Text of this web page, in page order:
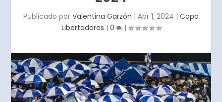
Publicado por Valentina Garzón | Abr 1, 2024 | Copa
Libertadores | 0 |